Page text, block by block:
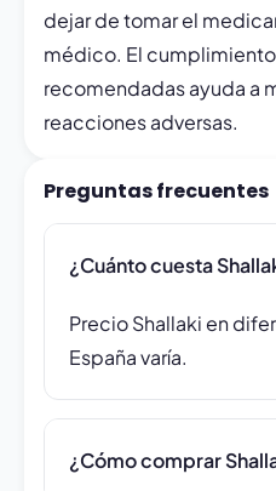
dejar de tomar el
médico. El
recomendadas ayuda a
reacciones adversas.
Preguntas frecuentes
¿Cuánto cuesta
Precio Shallaki en
España varía.
¿Cómo comprar